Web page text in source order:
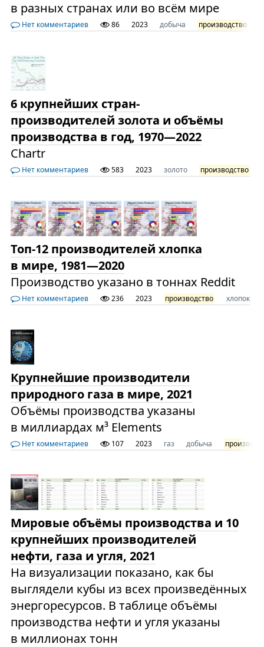
в разных странах или во всём мире
Нет комментариев 86 2023 добыча производство
6 крупнейших стран-
производителей золота и объёмы
производства в год, 1970—2022
Chartr
Нет комментариев 583 2023 золото производство
Топ-12 производителей хлопка
в мире, 1981—2020
Производство указано в тоннах Reddit
Нет комментариев 236 2023 производство хлопок
Крупнейшие производители
природного газа в мире, 2021
Объёмы производства указаны
в миллиардах м³ Elements
Нет комментариев 107 2023 газ добыча
Мировые объёмы производства и 10
крупнейших производителей
нефти, газа и угля, 2021
На визуализации показано, как бы
выглядели кубы из всех произведённых
энергоресурсов. В таблице объёмы
производства нефти и угля указаны
в миллионах тонн